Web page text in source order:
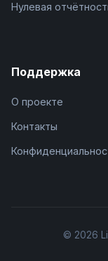
Нулевая
Поддержка
О проекте
Контакты
© 2026